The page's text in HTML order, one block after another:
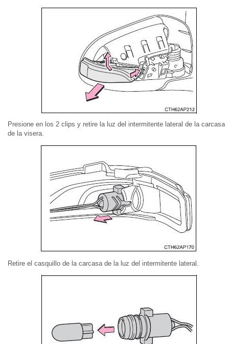
Presione en los 2 clips y retire la luz del intermitente lateral de la carcasa
de la visera.
Retire el casquillo de la carcasa de la luz del intermitente lateral.